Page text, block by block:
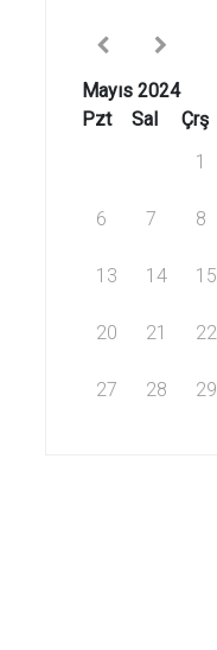
Mayıs 2024
Pzt
Sal Çrş
1
6 7 8
13 14 15
20 21 22
27 28 29